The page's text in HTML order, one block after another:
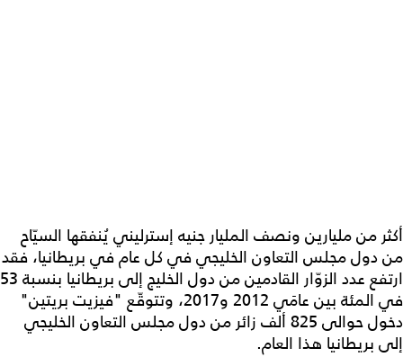
أكثر من مليارين ونصف المليار جنيه إسترليني يُنفقها السيّاح
من دول مجلس التعاون الخليجي في كل عام في بريطانيا، فقد
ارتفع عدد الزوّار القادمين من دول الخليج إلى بريطانيا بنسبة 53
في المئة بين عامَي 2012 و2017، وتتوقّع "فيزيت بريتين"
دخول حوالى 825 ألف زائر من دول مجلس التعاون الخليجي
إلى بريطانيا هذا العام.